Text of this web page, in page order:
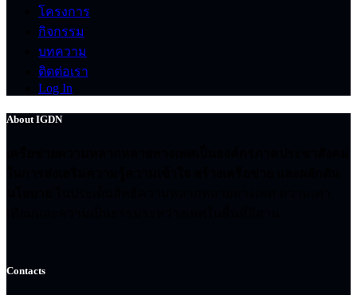
โครงการ
กิจกรรม
บทความ
ติดต่อเรา
Log In
About IGDN
Contacts